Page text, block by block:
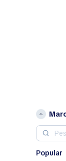
Popular